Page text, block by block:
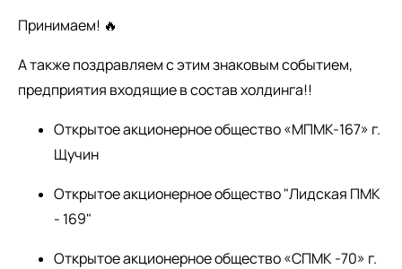
Принимаем! 🔥
А также поздравляем с этим знаковым событием,
предприятия входящие в состав холдинга!!
Открытое акционерное общество «МПМК-167» г.
Щучин
Открытое акционерное общество "Лидская ПМК
- 169"
Открытое акционерное общество «СПМК -70» г.